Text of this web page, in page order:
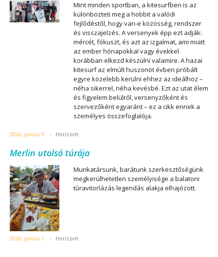
Mint minden sportban, a kitesurfben is az
különbözteti meg a hobbit a valódi
fejlődéstől, hogy van-e közösség, rendszer
és visszajelzés. A versenyek épp ezt adják:
mércét, fókuszt, és azt az izgalmat, ami miatt
az ember hónapokkal vagy évekkel
korábban elkezd készülni valamire. A hazai
kitesurf az elmúlt huszonöt évben próbált
egyre közelebb kerülni ehhez az ideálhoz –
néha sikerrel, néha kevésbé. Ezt az utat élem
és figyelem belülről, versenyzőként és
szervezőként egyaránt – ez a cikk ennek a
személyes összefoglalója.
2026. június 9. - Horizont
Merlin utolsó túrája
Munkatársunk, barátunk szerkesztőségünk
megkerülhetetlen személyisége a balatoni
túravitorlázás legendás alakja elhajózott.
2026. június 1. - Horizont